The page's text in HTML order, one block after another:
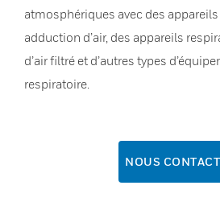
atmosphériques avec des
adduction d’air, des appareils
d’air filtré et d’autres types
respiratoire.
NOUS